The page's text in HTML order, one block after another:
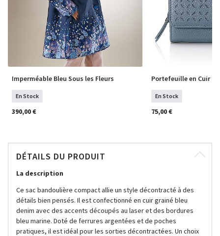
Imperméable Bleu Sous les Fleurs
En Stock
390,00 €
Portefeuille en Cuir
En Stock
75,00 €
DÉTAILS DU PRODUIT
La description
Ce sac bandoulière compact allie un style décontracté à des
détails bien pensés. Il est confectionné en cuir grainé bleu
denim avec des accents découpés au laser et des bordures
bleu marine. Doté de ferrures argentées et de poches
pratiques, il est idéal pour les sorties décontractées. Un choix